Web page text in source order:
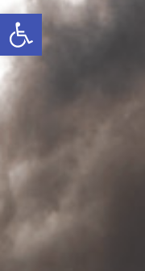
Open toolbar